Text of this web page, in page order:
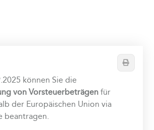
Drucken
können Sie die
von Vorsteuerbeträgen für
der Europäischen Union via
beantragen.